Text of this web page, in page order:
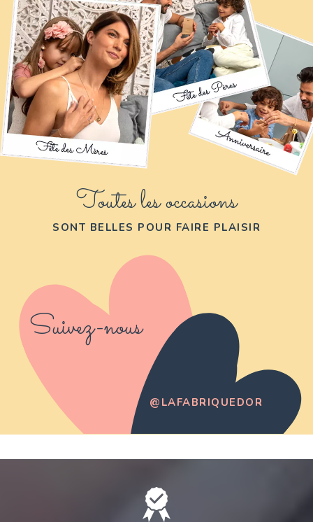
Toutes les occasions
SONT BELLES POUR FAIRE PLAISIR
Suivez-nous
@LAFABRIQUEDOR